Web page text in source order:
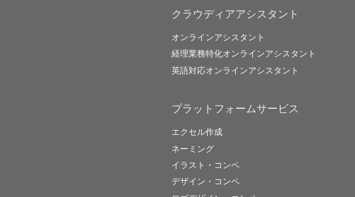
クラウディアアシスタント
オンラインアシスタント
経理業務特化オンラインアシスタント
英語対応オンラインアシスタント
プラットフォームサービス
エクセル作成
ネーミング
イラスト・コンペ
デザイン・コンペ